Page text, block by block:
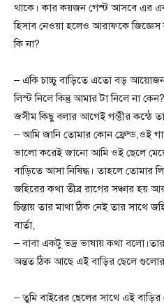
থাকে। কার কয়জন গেস্ট আসবে এর
হিসাব নেওয়া হলেও আরাফকে
কি না?
– একি চাচ্চু বাড়িতে এতো বড় আয়োজন
লিস্ট নিলে কিন্তু আমার টা নিলে না কেন?
জসীম কিছু বলার আগেই গম্ভীর কন্ঠে
– আমি জানি তোমার কোন ফ্রেন্ড,ওই
ভালো করেই জানো আমি ওই ছেলে
বাড়িতে আসা নিষিদ্ধ। তাহলে তোমার
জহিরের কথা তীব্র রাগের সঞ্চার হয়
চিন্তায় তার মাথা ঠিক নেই তার সাথে
বার্তা,
– বাবা একটু ভদ্র ভাষায় কথা
অন্তত ঠিক আছে এই বাড়ির ছেলে
– তুমি বাইরের ছেলের সাথে এই